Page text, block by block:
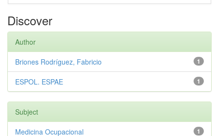
Discover
Author
1
Briones Rodríguez, Fabricio
1
ESPOL. ESPAE
Subject
1
Medicina Ocupacional